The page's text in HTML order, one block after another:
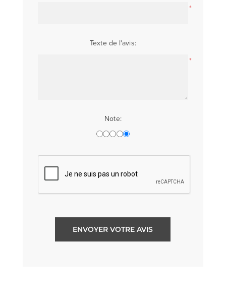
*
Texte de l'avis:
*
Note:
ENVOYER VOTRE AVIS